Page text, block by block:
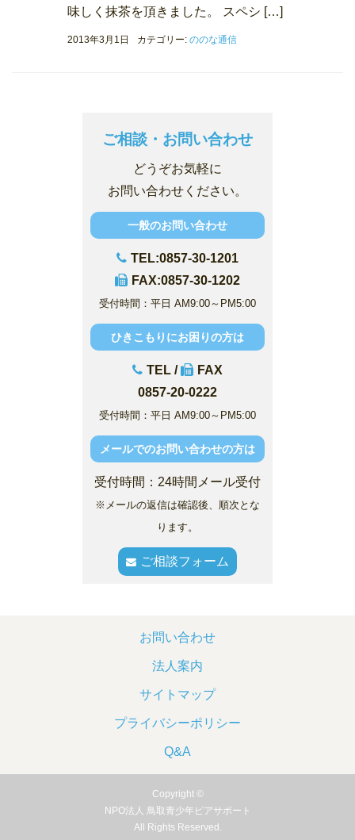
味しく抹茶を頂きました。 スペシ […]
2013年3月1日 カテゴリー: ののな通信
ご相談・お問い合わせ
どうぞお気軽に
お問い合わせください。
一般のお問い合わせ
TEL:0857-30-1201
FAX:0857-30-1202
受付時間：平日 AM9:00～PM5:00
ひきこもりにお困りの方は
TEL /
FAX
0857-20-0222
受付時間：平日 AM9:00～PM5:00
メールでのお問い合わせの方は
受付時間：24時間メール受付
※メールの返信は確認後、順次とな
ります。
ご相談フォーム
お問い合わせ
法人案内
サイトマップ
プライバシーポリシー
Q&A
Copyright ©
NPO法人 鳥取青少年ピアサポート
All Rights Reserved.